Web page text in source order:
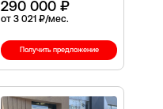
290 000 ₽
от 3 021 ₽/мес.
Получить предложение